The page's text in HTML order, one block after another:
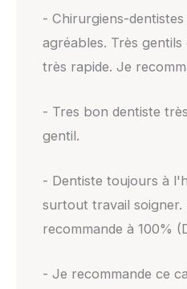
- Chirurgiens-
agréables. Très
très rapide. Je
- Tres bon dentiste
gentil.
- Dentiste toujours à
surtout travail soigner.
recommande à 100%
- Je recommande ce